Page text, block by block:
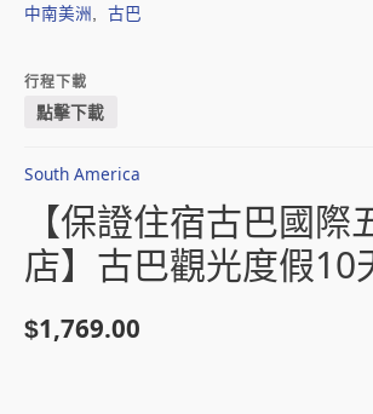
中南美洲, 古巴
行程下載
點擊下載
South America
【保證住宿古巴國際
店】古巴觀光度假10
$1,769.00